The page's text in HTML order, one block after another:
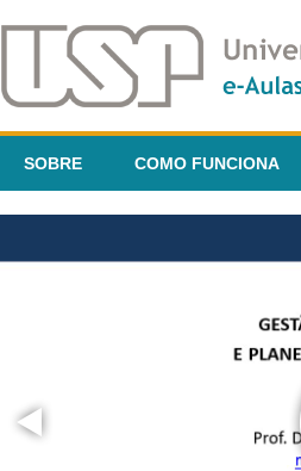
SOBRE COMO FUNCIONA